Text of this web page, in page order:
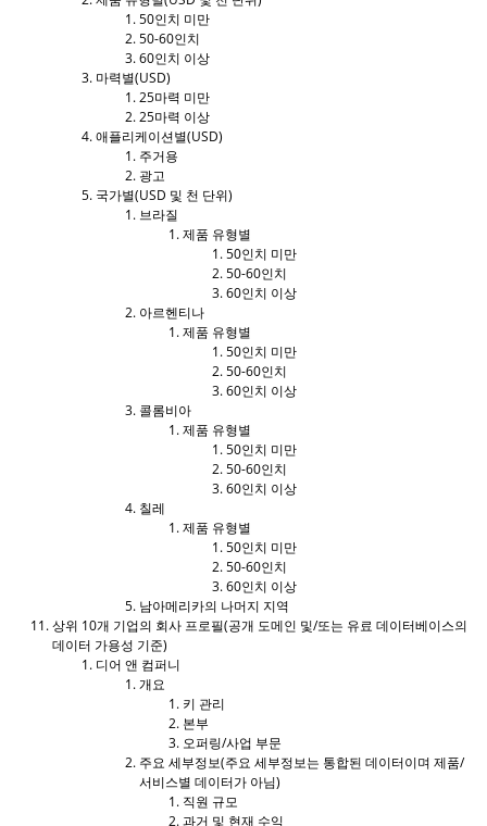
50인치 미만
50-60인치
60인치 이상
마력별(USD)
25마력 미만
25마력 이상
애플리케이션별(USD)
주거용
광고
국가별(USD 및 천 단위)
브라질
제품 유형별
50인치 미만
50-60인치
60인치 이상
아르헨티나
제품 유형별
50인치 미만
50-60인치
60인치 이상
콜롬비아
제품 유형별
50인치 미만
50-60인치
60인치 이상
칠레
제품 유형별
50인치 미만
50-60인치
60인치 이상
남아메리카의 나머지 지역
상위 10개 기업의 회사 프로필(공개 도메인 및/또는 유료 데이터베이스의
데이터 가용성 기준)
디어 앤 컴퍼니
개요
키 관리
본부
오퍼링/사업 부문
주요 세부정보(주요 세부정보는 통합된 데이터이며 제품/
서비스별 데이터가 아님)
직원 규모
과거 및 현재 수익